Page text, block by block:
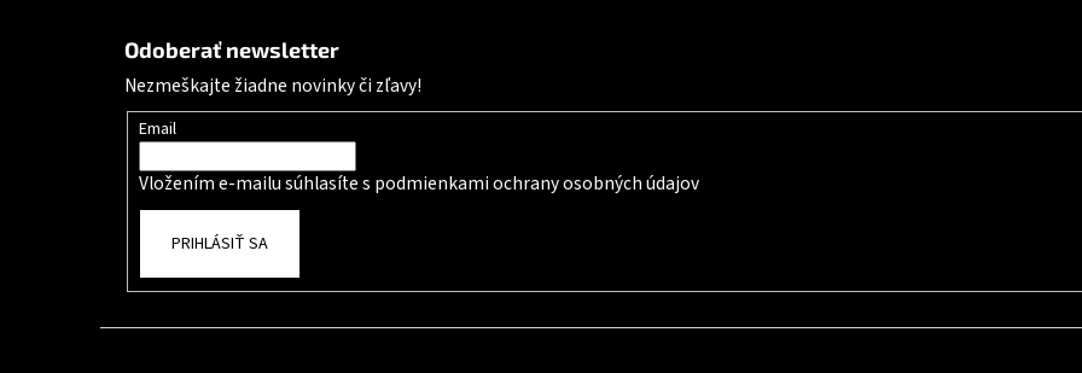
Odoberať newsletter
Nezmeškajte žiadne novinky či zľavy!
Email
Vložením e-mailu súhlasíte s podmienkami ochrany osobných údajov
PRIHLÁSIŤ SA